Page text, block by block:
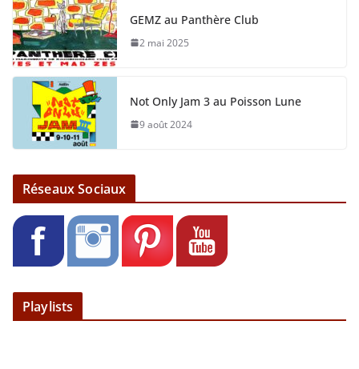
GEMZ au Panthère Club
2 mai 2025
Not Only Jam 3 au Poisson Lune
9 août 2024
Réseaux Sociaux
Playlists